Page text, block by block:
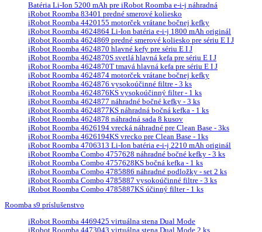
Batéria Li-Ion 5200 mAh pre iRobot Roomba e-i-j náhradná
iRobot Roomba 83401 predné smerové koliesko
iRobot Roomba 4420155 motorček vrátane bočnej kefky
iRobot Roomba 4624864 Li-Ion batéria e-i-j 1800 mAh originál
iRobot Roomba 4624869 predné smerové koliesko pre sériu E I J
iRobot Roomba 4624870 hlavné kefy pre sériu E I J
iRobot Roomba 4624870S svetlá hlavná kefa pre sériu E I J
iRobot Roomba 4624870T tmavá hlavná kefa pre sériu E I J
iRobot Roomba 4624874 motorček vrátane bočnej kefky
iRobot Roomba 4624876 vysokoúčinné filtre - 3 ks
iRobot Roomba 4624876KS vysokoúčinný filter - 1 ks
iRobot Roomba 4624877 náhradné bočné kefky - 3 ks
iRobot Roomba 4624877KS náhradná bočná kefka - 1 ks
iRobot Roomba 4624878 náhradná sada 8 kusov
iRobot Roomba 4626194 vrecká náhradné pre Clean Base - 3ks
iRobot Roomba 4626194KS vrecko pre Clean Base - 1ks
iRobot Roomba 4706313 Li-Ion batéria e-i-j 2210 mAh originál
iRobot Roomba Combo 4757628 náhradné bočné kefky - 3 ks
iRobot Roomba Combo 4757628KS bočná kefka - 1 ks
iRobot Roomba Combo 4785886 náhradné podložky - set 2 ks
iRobot Roomba Combo 4785887 vysokoúčinné filtre - 3 ks
iRobot Roomba Combo 4785887KS účinný filter - 1 ks
Roomba s9 príslušenstvo
iRobot Roomba 4469425 virtuálna stena Dual Mode
iRobot Roomba 4473043 virtuálna stena Dual Mode 2 ks